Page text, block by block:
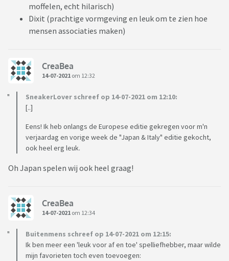
moffelen, echt hilarisch)
Dixit (prachtige vormgeving en leuk om te zien hoe
mensen associaties maken)
CreaBea
14-07-2021 om 12:32
SneakerLover schreef op 14-07-2021 om 12:10:
[..]
Eens! Ik heb onlangs de Europese editie gekregen voor m'n
verjaardag en vorige week de "Japan & Italy" editie gekocht,
ook heel erg leuk.
Oh Japan spelen wij ook heel graag!
CreaBea
14-07-2021 om 12:34
Buitenmens schreef op 14-07-2021 om 12:15:
Ik ben meer een 'leuk voor af en toe' spelliefhebber, maar wilde
mijn favorieten toch even toevoegen: